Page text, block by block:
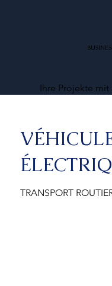
Ihre Projekte
TRANSPORT